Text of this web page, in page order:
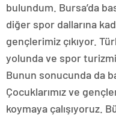
bulundum. Bursa’da
diğer spor dallarına
gençlerimiz çıkıyor.
yolunda ve spor turizmi
Bunun sonucunda da
Çocuklarımız ve
koymaya çalışıyoruz.